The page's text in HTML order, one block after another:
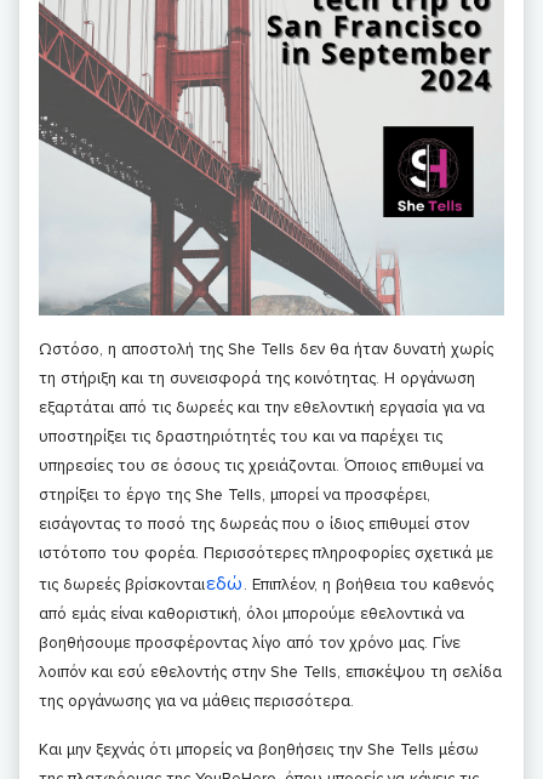
Ωστόσο, η αποστολή της She Tells δεν θα ήταν δυνατή χωρίς
τη στήριξη και τη συνεισφορά της κοινότητας. Η οργάνωση
εξαρτάται από τις δωρεές και την εθελοντική εργασία για να
υποστηρίξει τις δραστηριότητές του και να παρέχει τις
υπηρεσίες του σε όσους τις χρειάζονται. Όποιος επιθυμεί να
στηρίξει το έργο της She Tells, μπορεί να προσφέρει,
εισάγοντας το ποσό της δωρεάς που ο ίδιος επιθυμεί στον
ιστότοπο του φορέα. Περισσότερες πληροφορίες σχετικά με
τις δωρεές βρίσκονταιεδώ. Επιπλέον, η βοήθεια του καθενός
από εμάς είναι καθοριστική, όλοι μπορούμε εθελοντικά να
βοηθήσουμε προσφέροντας λίγο από τον χρόνο μας. Γίνε
λοιπόν και εσύ εθελοντής στην She Tells, επισκέψου τη σελίδα
της οργάνωσης για να μάθεις περισσότερα.
Και μην ξεχνάς ότι μπορείς να βοηθήσεις την She Tells μέσω